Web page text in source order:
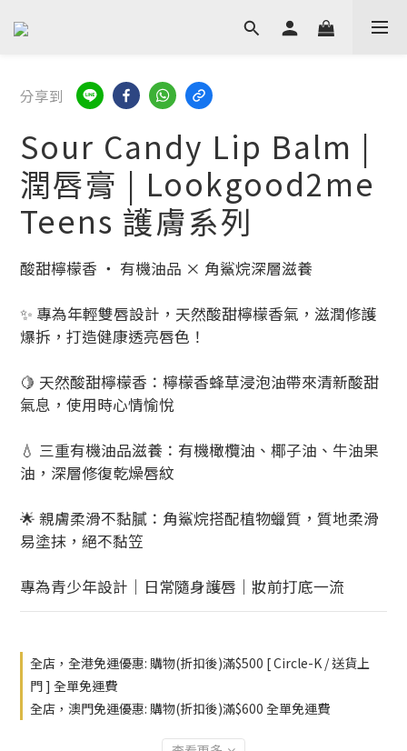
分享到
Sour Candy Lip Balm |
潤唇膏 | Lookgood2me
Teens 護膚系列
酸甜檸檬香 ‧ 有機油品 × 角鯊烷深層滋養
✨ 專為年輕雙唇設計，天然酸甜檸檬香氣，滋潤修護
爆拆，打造健康透亮唇色！
🍋 天然酸甜檸檬香：檸檬香蜂草浸泡油帶來清新酸甜
氣息，使用時心情愉悅
💧 三重有機油品滋養：有機橄欖油、椰子油、牛油果
油，深層修復乾燥唇紋
🌟 親膚柔滑不黏膩：角鯊烷搭配植物蠟質，質地柔滑
易塗抹，絕不黏笠
專為青少年設計｜日常隨身護唇｜妝前打底一流
全店，全港免運優惠: 購物(折扣後)滿$500 [ Circle-K / 送貨上
門 ] 全單免運費
全店，澳門免運優惠: 購物(折扣後)滿$600 全單免運費